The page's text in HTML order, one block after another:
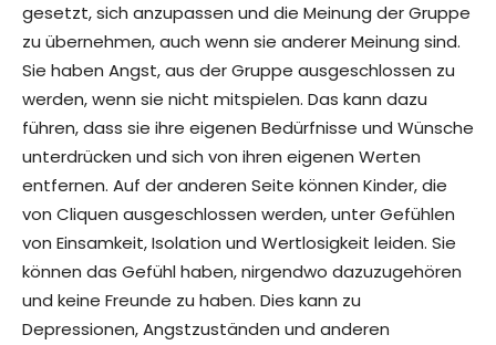
gesetzt, sich anzupassen und die Meinung der Gruppe
zu übernehmen, auch wenn sie anderer Meinung sind.
Sie haben Angst, aus der Gruppe ausgeschlossen zu
werden, wenn sie nicht mitspielen. Das kann dazu
führen, dass sie ihre eigenen Bedürfnisse und Wünsche
unterdrücken und sich von ihren eigenen Werten
entfernen. Auf der anderen Seite können Kinder, die
von Cliquen ausgeschlossen werden, unter Gefühlen
von Einsamkeit, Isolation und Wertlosigkeit leiden. Sie
können das Gefühl haben, nirgendwo dazuzugehören
und keine Freunde zu haben. Dies kann zu
Depressionen, Angstzuständen und anderen